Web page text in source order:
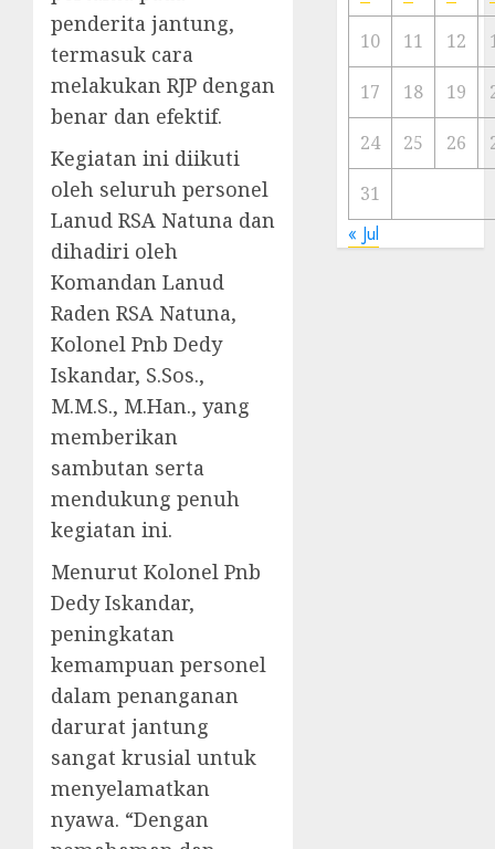
penderita jantung,
termasuk cara
melakukan RJP dengan
benar dan efektif.
Kegiatan ini diikuti
oleh seluruh personel
Lanud RSA Natuna dan
dihadiri oleh
Komandan Lanud
Raden RSA Natuna,
Kolonel Pnb Dedy
Iskandar, S.Sos.,
M.M.S., M.Han., yang
memberikan
sambutan serta
mendukung penuh
kegiatan ini.
Menurut Kolonel Pnb
Dedy Iskandar,
peningkatan
kemampuan personel
dalam penanganan
darurat jantung
sangat krusial untuk
menyelamatkan
nyawa. “Dengan
23/11/
10 11 12
17 18 19
24 25 26
31
« Jul